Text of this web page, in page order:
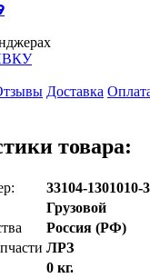
Доставка
товара:
33104-1301010-
Грузовой
Россия (РФ)
ЛРЗ
0 кг.